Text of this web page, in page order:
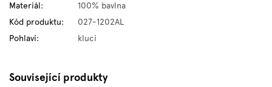
Materiál:
100% bavlna
Kód produktu:
027-1202AL
Pohlaví: kluci
Související produkty